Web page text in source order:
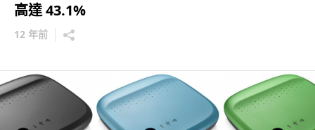
高達 43.1%
12 年前